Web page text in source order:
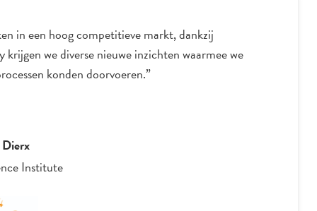
in een hoog competitieve markt, dankzij
krijgen we diverse nieuwe inzichten waarmee we
konden doorvoeren.”
Institute